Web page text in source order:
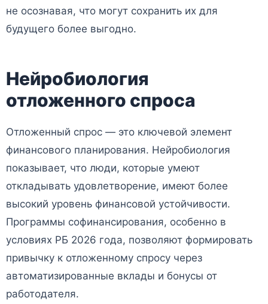
не осознавая, что могут сохранить их для
будущего более выгодно.
Нейробиология
отложенного спроса
Отложенный спрос — это ключевой элемент
финансового планирования. Нейробиология
показывает, что люди, которые умеют
откладывать удовлетворение, имеют более
высокий уровень финансовой устойчивости.
Программы софинансирования, особенно в
условиях РБ 2026 года, позволяют формировать
привычку к отложенному спросу через
автоматизированные вклады и бонусы от
работодателя.